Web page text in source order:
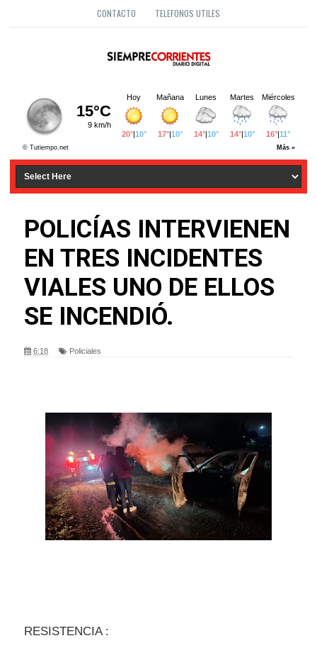
CONTACTO TELEFONOS UTILES
POLICÍAS INTERVIENEN
EN TRES INCIDENTES
VIALES UNO DE ELLOS
SE INCENDIÓ.
6:18 Policiales
RESISTENCIA :